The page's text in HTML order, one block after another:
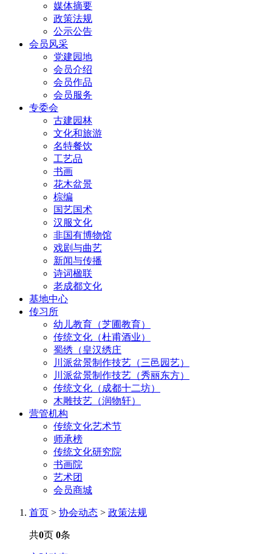
媒体摘要
政策法规
公示公告
会员风采
党建园地
会员介绍
会员作品
会员服务
专委会
古建园林
文化和旅游
名特餐饮
工艺品
书画
花木盆景
棕编
国艺国术
汉服文化
非国有博物馆
戏剧与曲艺
新闻与传播
诗词楹联
老成都文化
基地中心
传习所
幼儿教育（芝圃教育）
传统文化（杜甫酒业）
蜀绣（皇汉绣庄
川派盆景制作技艺（三邑园艺）
川派盆景制作技艺（秀丽东方）
传统文化（成都十二坊）
木雕技艺（润物轩）
营管机构
传统文化艺术节
师承榜
传统文化研究院
书画院
艺术团
会员商城
首页 > 协会动态 > 政策法规
共0页 0条